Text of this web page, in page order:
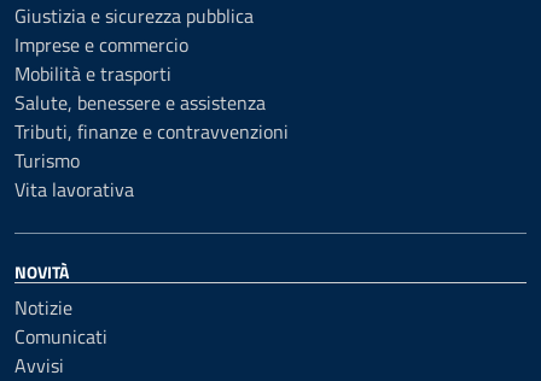
Giustizia e sicurezza pubblica
Imprese e commercio
Mobilità e trasporti
Salute, benessere e assistenza
Tributi, finanze e contravvenzioni
Turismo
Vita lavorativa
NOVITÀ
Notizie
Comunicati
Avvisi